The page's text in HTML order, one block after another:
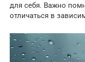
для себя. Важно
отличаться в